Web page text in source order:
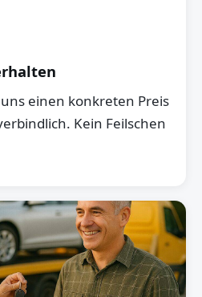
einen konkreten Preis
Kein Feilschen